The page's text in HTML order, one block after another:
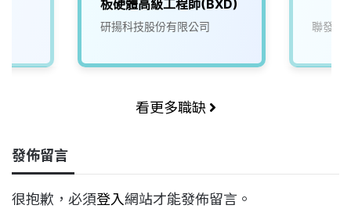
板硬體高級工程師(BXD)
研揚科技股份有限公司 聯發科
看更多職缺
發佈留言
很抱歉，必須登入網站才能發佈留言。